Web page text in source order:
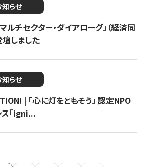
知らせ
ルチセクター・ダイアローグ」（経済同
しました
知らせ
| 「心に灯をともそう」 認定NPO
「igni...